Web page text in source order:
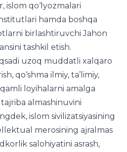
islom qo‘lyozmalari
hamda boshqa
birlashtiruvchi Jahon
tashkil etish.
uzoq muddatli xalqaro
qo‘shma ilmiy, ta’limiy,
loyihalarni amalga
tajriba almashinuvini
islom sivilizatsiyasining
merosining ajralmas
salohiyatini asrash,